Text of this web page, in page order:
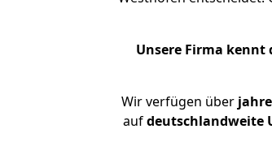
Unsere Firma kennt
Wir verfügen über
aufdeutschlandweite